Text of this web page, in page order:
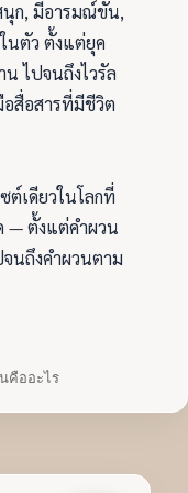
ก, มีอารมณ์ขัน,
นตัว ตั้งแต่ยุค
ไปจนถึงไวรัล
อสื่อสารที่มีชีวิต
ต์เดียวในโลกที่
— ตั้งแต่คำผวน
นถึงคำผวนตาม
คืออะไร